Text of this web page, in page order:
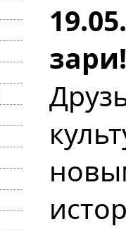
зари!